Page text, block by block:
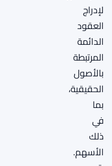
لإدراج
العقود
الدائمة
المرتبطة
بالأصول
الحقيقية،
بما
في
ذلك
الأسهم.